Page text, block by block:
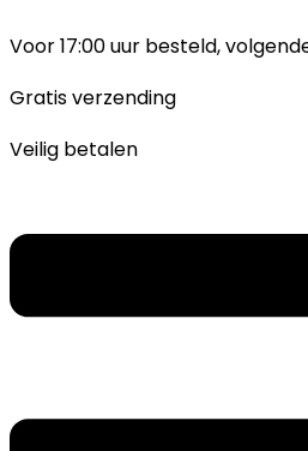
naar
Voor 17:00 uur besteld,
Gratis verzending
Veilig betalen